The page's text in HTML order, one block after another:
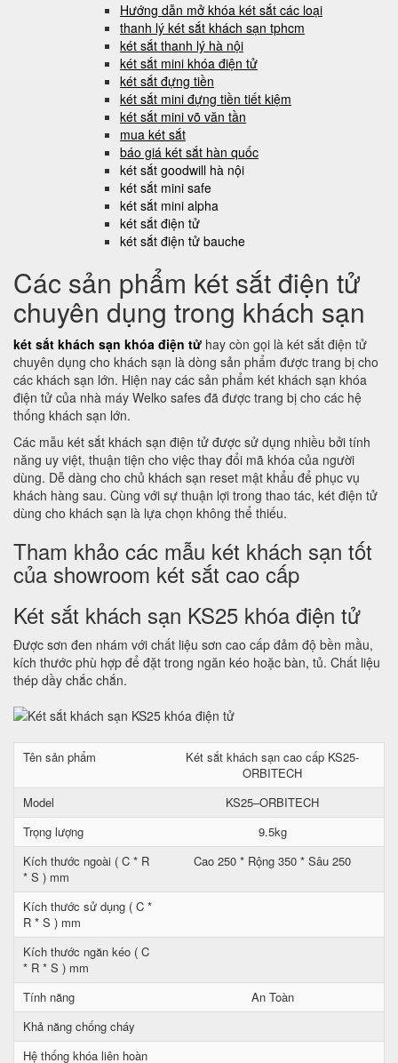
Hướng dẫn mở khóa két sắt các loại
thanh lý két sắt khách sạn tphcm
két sắt thanh lý hà nội
két sắt mini khóa điện tử
két sắt đựng tiền
két sắt mini đựng tiền tiết kiệm
két sắt mini võ văn tần
mua két sắt
báo giá két sắt hàn quốc
két sắt goodwill hà nội
két sắt mini safe
két sắt mini alpha
két sắt điện tử
két sắt điện tử bauche
Các sản phẩm két sắt điện tử
chuyên dụng trong khách sạn
két sắt khách sạn khóa điện tử hay còn gọi là két sắt điện tử
chuyên dụng cho khách sạn là dòng sản phẩm được trang bị cho
các khách sạn lớn. Hiện nay các sản phẩm két khách sạn khóa
điện tử của nhà máy Welko safes đã được trang bị cho các hệ
thống khách sạn lớn.
Các mẫu két sắt khách sạn điện tử được sử dụng nhiều bởi tính
năng uy việt, thuận tiện cho việc thay đổi mã khóa của người
dùng. Dễ dàng cho chủ khách sạn reset mật khẩu để phục vụ
khách hàng sau. Cùng với sự thuận lợi trong thao tác, két điện tử
dùng cho khách sạn là lựa chọn không thể thiếu.
Tham khảo các mẫu két khách sạn tốt
của showroom két sắt cao cấp
Két sắt khách sạn KS25 khóa điện tử
Được sơn đen nhám với chất liệu sơn cao cấp đảm độ bền mầu,
kích thước phù hợp để đặt trong ngăn kéo hoặc bàn, tủ. Chất liệu
thép dầy chắc chắn.
Tên sản phẩm
Két sắt khách sạn cao cấp KS25-
ORBITECH
Model
KS25–ORBITECH
Trọng lượng
9.5kg
Kích thước ngoài ( C * R
* S ) mm
Cao 250 * Rộng 350 * Sâu 250
Kích thước sử dụng ( C *
R * S ) mm
Kích thước ngăn kéo ( C
* R * S ) mm
Tính năng
An Toàn
Khả năng chống cháy
Hệ thống khóa liên hoàn